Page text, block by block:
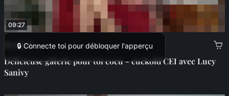
09:27
🔒 Connecte toi pour débloquer l'apperçu
15,00 €
Délicieuse gâterie pour toi cocu - cuckold CEI avec Lucy
Sanivy